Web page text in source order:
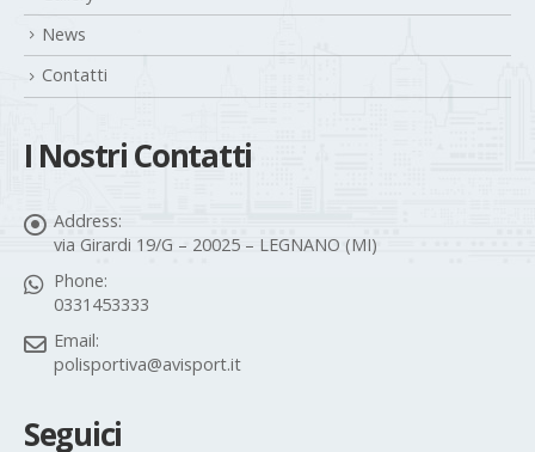
News
Contatti
I Nostri Contatti
Address:
via Girardi 19/G – 20025 – LEGNANO (MI)
Phone:
0331453333
Email:
polisportiva@avisport.it
Seguici